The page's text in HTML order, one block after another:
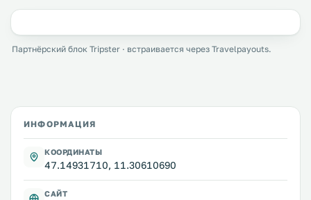
Партнёрский блок Tripster · встраивается через Travelpayouts.
ИНФОРМАЦИЯ
КООРДИНАТЫ
47.14931710, 11.30610690
САЙТ